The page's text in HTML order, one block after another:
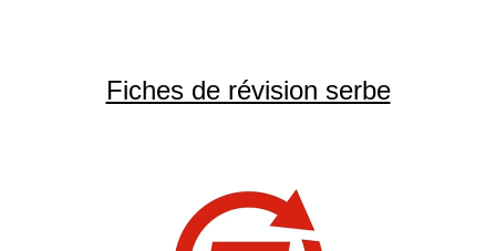
Fiches de révision serbe